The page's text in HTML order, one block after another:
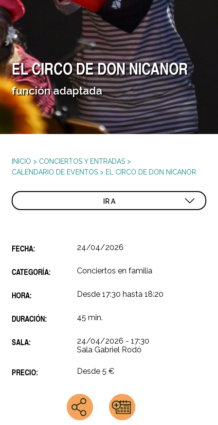
EL CIRCO DE DON NICANOR
función adaptada
INICIO > CONCIERTOS Y ENTRADAS >
CALENDARIO DE EVENTOS > EL CIRCO DE DON NICANOR
IR A
FECHA: 24/04/2026
CATEGORÍA: Conciertos en familia
HORA: Desde 17:30 hasta 18:20
DURACIÓN: 45 min.
SALA:
24/04/2026 - 17:30
Sala Gabriel Rodó
PRECIO: Desde 5 €